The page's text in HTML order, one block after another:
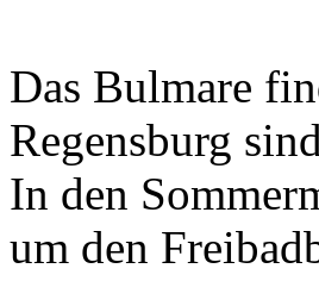
Das Bulmare
Regensburg
In den
um den